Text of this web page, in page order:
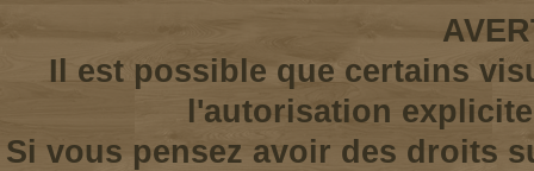
Il est possible que certains
l'autorisation
Si vous pensez avoir des droits